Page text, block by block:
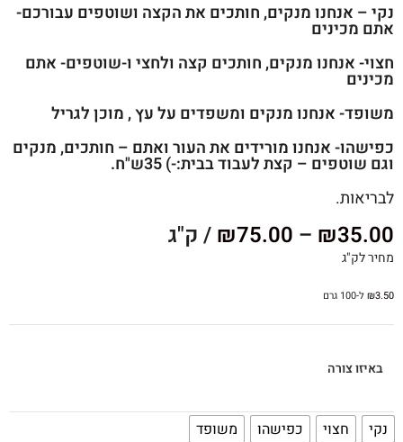
נקי – אנחנו מנקים, חותכים את הקצה ושוטפים עבורכם-
אתם מכינים
חצוי- אנחנו מנקים, חותכים קצה ולחצי ו-שוטפים- אתם
מכינים
משופד- אנחנו מנקים ומשפדים על עץ , מוכן לגריל
כפישהו- אנחנו מורידים את העור ואתם – חותכים, מנקים
וגם שוטפים – קצת לעבוד בבית:-) 35ש"ח.
לבריאות.
₪35.00
–
₪75.00 / ק"ג
מחיר לק"ג
₪3.50 ל-100 גרם
באיזו צורה
נקי חצוי כפישהו משופד